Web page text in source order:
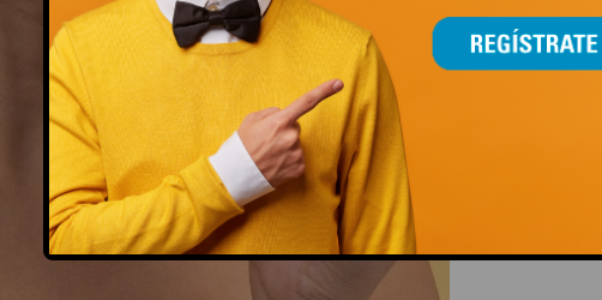
This popup will close in: